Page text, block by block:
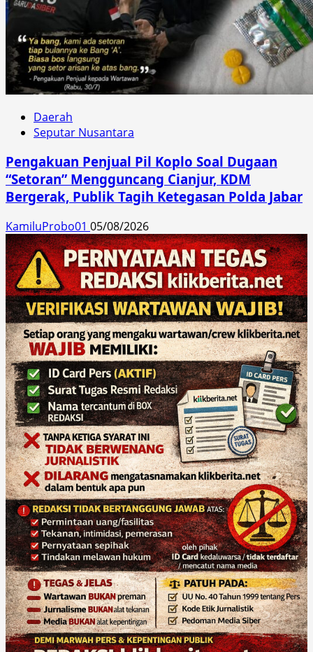
Daerah
Seputar Nusantara
Pengakuan Penjual Pil Koplo Soal Dugaan
“Setoran” Mengguncang Cianjur, KDM
Bergerak, Publik Tagih Ketegasan Polda Jabar
KamiluProbo01 05/08/2026